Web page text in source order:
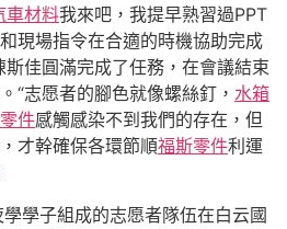
車材料我來吧，我提早熟習過PPT
現場指令在合適的時機協助完成
斯佳圓滿完成了任務，在會議結束
“志愿者的腳色就像螺絲釘， 水箱
件感觸感染不到我們的存在，但
才幹確保各環節順福斯零件利運
學子組成的志愿者隊伍在白云國